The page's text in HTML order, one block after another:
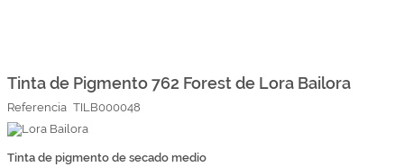
Top Ventas
comienzo
la
galería
de
imágenes
Tinta de Pigmento 762 Forest de Lora Bailora
Referencia TILB000048
Tinta de pigmento de secado medio